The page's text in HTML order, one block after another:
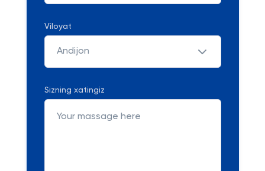
Viloyat
Andijon
Sizning xatingiz